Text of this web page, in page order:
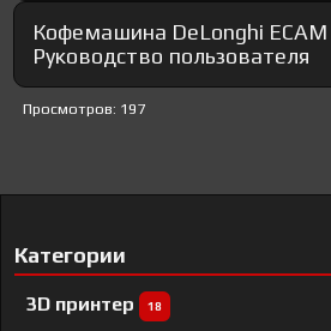
Кофемашина DeLonghi ECAM
Руководство пользователя
Просмотров: 197
Категории
3D принтер 18